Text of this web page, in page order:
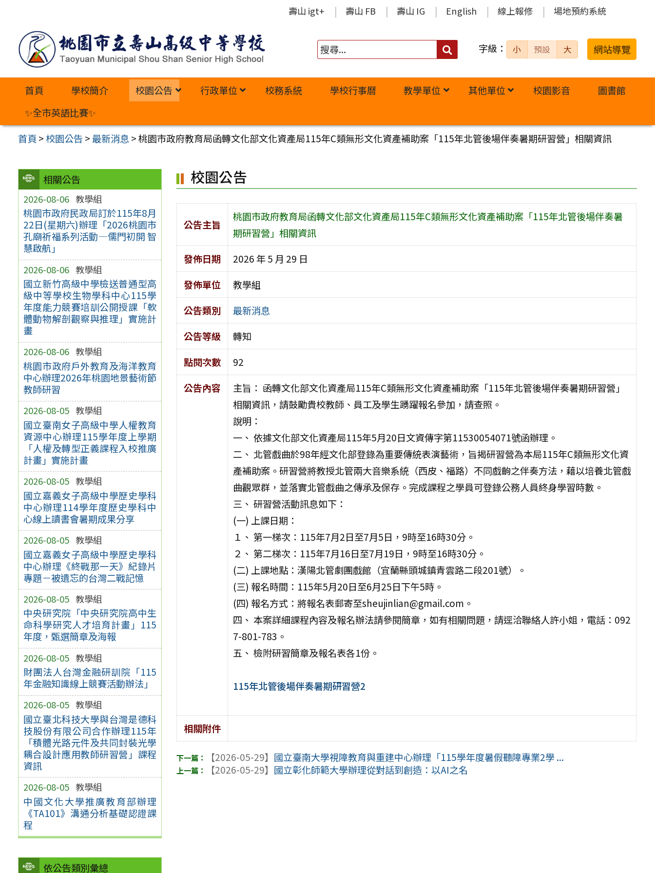
內
壽山 igt+ 壽山 FB 壽山 IG English 線上報修 場地預約系統
搜
字級： 小 預設 大 網站導覽
首頁 學校簡介 校園公告 行政單位 校務系統 學校行事曆 教學單位 其他單位 校園影音
圖書館
✨全市英語比賽✨
首頁 >校園公告 >最新消息 >桃園市政府教育局函轉文化部文化資產局115年C類無形文化資產補助案「115年北管後場伴奏暑期研習營」相關資訊
相關公告
2026-08-06 教學組
桃園市政府民政局訂於115年8月
22日(星期六)辦理「2026桃園市
孔廟祈福系列活動—儒門初開 智
慧啟航」
2026-08-06 教學組
國立新竹高級中學檢送普通型高
級中等學校生物學科中心115學
年度能力競賽培訓公開授課「軟
體動物解剖觀察與推理」實施計
畫
2026-08-06 教學組
桃園市政府戶外教育及海洋教育
中心辦理2026年桃園地景藝術節
教師研習
2026-08-05 教學組
國立臺南女子高級中學人權教育
資源中心辦理115學年度上學期
「人權及轉型正義課程入校推廣
計畫」實施計畫
2026-08-05 教學組
國立嘉義女子高級中學歷史學科
中心辦理114學年度歷史學科中
心線上讀書會暑期成果分享
2026-08-05 教學組
國立嘉義女子高級中學歷史學科
中心辦理《終戰那一天》紀錄片
專題－被遺忘的台灣二戰記憶
2026-08-05 教學組
中央研究院「中央研究院高中生
命科學研究人才培育計畫」115
年度，甄選簡章及海報
2026-08-05 教學組
財團法人台灣金融研訓院「115
年金融知識線上競賽活動辦法」
2026-08-05 教學組
國立臺北科技大學與台灣是德科
技股份有限公司合作辦理115年
「積體光路元件及共同封裝光學
耦合設計應用教師研習營」課程
資訊
2026-08-05 教學組
中國文化大學推廣教育部辦理
《TA101》溝通分析基礎認證課
程
依公告類別彙總
校園公告
公告主旨
桃園市政府教育局函轉文化部文化資產局115年C類無形文化資產補助案「115年北管後場伴奏暑
期研習營」相關資訊
發佈日期
2026 年 5 月 29 日
發佈單位
教學組
公告類別
最新消息
公告等級
轉知
點閱次數
92
公告內容
主旨： 函轉文化部文化資產局115年C類無形文化資產補助案「115年北管後場伴奏暑期研習營」
相關資訊，請鼓勵貴校教師、員工及學生踴躍報名參加，請查照。
說明：
一、 依據文化部文化資產局115年5月20日文資傳字第11530054071號函辦理。
二、 北管戲曲於98年經文化部登錄為重要傳統表演藝術，旨揭研習營為本局115年C類無形文化資
產補助案。研習營將教授北管兩大音樂系統（西皮、福路）不同戲齣之伴奏方法，藉以培養北管戲
曲觀眾群，並落實北管戲曲之傳承及保存。完成課程之學員可登錄公務人員終身學習時數。
三、 研習營活動訊息如下：
(一) 上課日期：
１、 第一梯次：115年7月2日至7月5日，9時至16時30分。
２、 第二梯次：115年7月16日至7月19日，9時至16時30分。
(二) 上課地點：漢陽北管劇團戲館（宜蘭縣頭城鎮青雲路二段201號）。
(三) 報名時間：115年5月20日至6月25日下午5時。
(四) 報名方式：將報名表郵寄至sheujinlian@gmail.com。
四、 本案詳細課程內容及報名辦法請參閱簡章，如有相關問題，請逕洽聯絡人許小姐，電話：092
7-801-783。
五、 檢附研習簡章及報名表各1份。
115年北管後場伴奏暑期研習營2
相關附件
【2026-05-29】 國立臺南大學視障教育與重建中心辦理「115學年度暑假聽障專業2學 ...
【2026-05-29】 國立彰化師範大學辦理從對話到創造：以AI之名